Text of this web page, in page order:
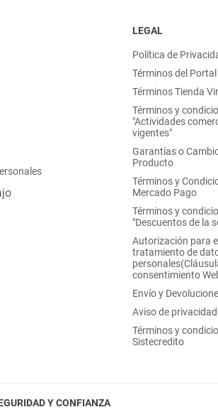
LEGAL
Política de
Términos del Portal
Términos Tienda
Términos y
"Actividades
vigentes"
Garantías o
Producto
Términos y
Mercado Pago
Términos y
"Descuentos de la
Autorización para el
tratamiento de
consentimiento
Envío y
Aviso de privacidad
Términos y
Sistecredito
Y CONFIANZA